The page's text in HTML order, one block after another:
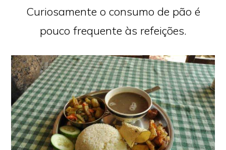
Curiosamente o consumo de pão é
pouco frequente às refeições.